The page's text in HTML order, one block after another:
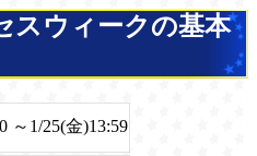
スウィークの基本
～1/25(金)13:59